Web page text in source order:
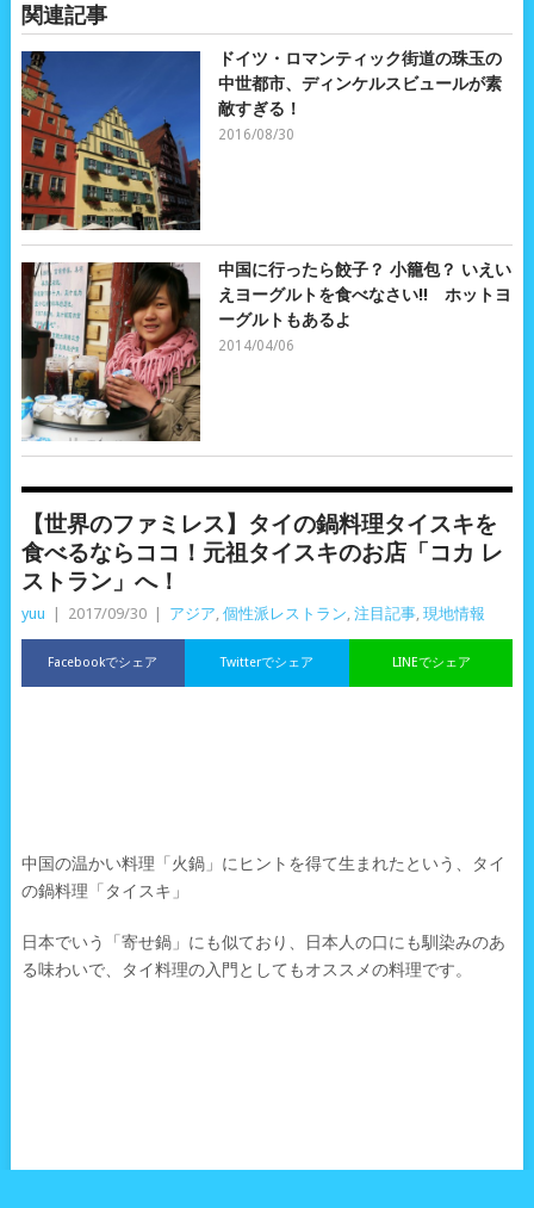
関連記事
ドイツ・ロマンティック街道の珠玉の
中世都市、ディンケルスビュールが素
敵すぎる！
2016/08/30
中国に行ったら餃子？ 小籠包？ いえい
えヨーグルトを食べなさい!! ホットヨ
ーグルトもあるよ
2014/04/06
【世界のファミレス】タイの鍋料理タイスキを
食べるならココ！元祖タイスキのお店「コカ レ
ストラン」へ！
yuu 2017/09/30 アジア 個性派レストラン 注目記事, 現地情報
Facebookでシェア LINEでシェア
Twitterでシェア
中国の温かい料理「火鍋」にヒントを得て生まれたという、タイ
の鍋料理「タイスキ」
日本でいう「寄せ鍋」にも似ており、日本人の口にも馴染みのあ
る味わいで、タイ料理の入門としてもオススメの料理です。